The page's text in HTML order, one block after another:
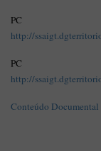
http://
http://
Conteúdo